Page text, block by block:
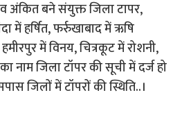
बने संयुक्त जिला टापर,
में हर्षित, फर्रुखाबाद में ऋषि
में विनय, चित्रकूट में रोशनी,
नाम जिला टॉपर की सूची में दर्ज हो
जिलों में टॉपरों की स्थिति..।